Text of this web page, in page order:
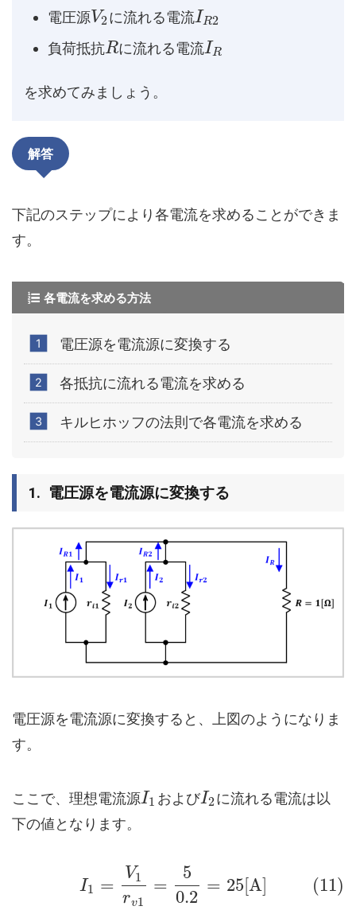
電圧源V2に流れる電流IR2
負荷抵抗Rに流れる電流IR
を求めてみましょう。
解答
下記のステップにより各電流を求めることができま
す。
各電流を求める方法
電圧源を電流源に変換する
各抵抗に流れる電流を求める
キルヒホッフの法則で各電流を求める
電圧源を電流源に変換する
電圧源を電流源に変換すると、上図のようになりま
す。
ここで、理想電流源I1 およびI2に流れる電流は以
下の値となります。
I1 =
V1
rv1
=
5
0.2
= 25[A] (11)